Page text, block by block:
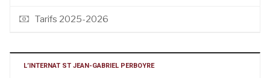
Tarifs 2025-2026
L’INTERNAT ST JEAN-GABRIEL PERBOYRE